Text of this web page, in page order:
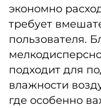
экономно
требует
пользователя.
подходит для
влажности
где особенно